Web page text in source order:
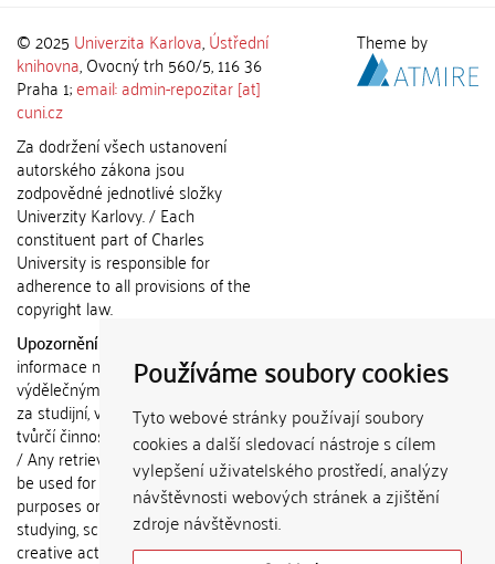
Používáme soubory cookies
Tyto webové stránky používají soubory
cookies a další sledovací nástroje s cílem
vylepšení uživatelského prostředí, analýzy
návštěvnosti webových stránek a zjištění
zdroje návštěvnosti.
© 2025 Univerzita Karlova,Ústřední
knihovna, Ovocný trh 560/5, 116 36
Praha 1;email: admin-repozitar [at]
cuni.cz
Za dodržení všech ustanovení
autorského zákona jsou
zodpovědné jednotlivé složky
Univerzity Karlovy. / Each
constituent part of Charles
University is responsible for
adherence to all provisions of the
copyright law.
Upozornění / Notice:
informace nemohou být použity k
výdělečným účelům nebo vydávány
za studijní, vědeckou nebo jinou
tvůrčí činnost jiné osoby než autora.
/ Any retrieved information shall not
be used for any commercial
purposes or claimed as results of
studying, scientific or any other
creative activities of any person
Theme by